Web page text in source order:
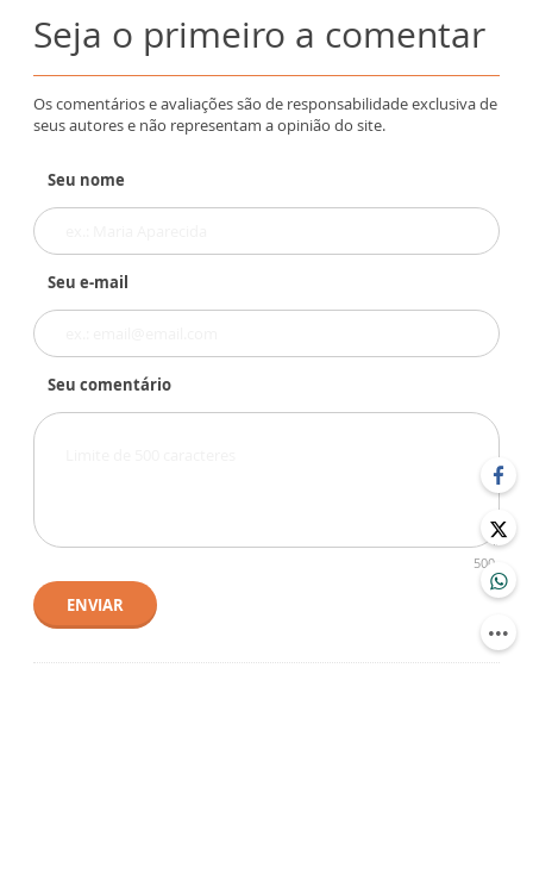
Seja o primeiro a comentar
Os comentários e avaliações são de responsabilidade exclusiva de
seus autores e não representam a opinião do site.
Seu nome
Seu e-mail
Seu comentário
500
ENVIAR